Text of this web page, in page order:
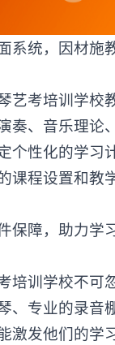
统，因材施
考培训学校
奏、音乐理论
个性化的学习
课程设置和教
障，助力学
培训学校不可
、专业的录音
激发他们的学